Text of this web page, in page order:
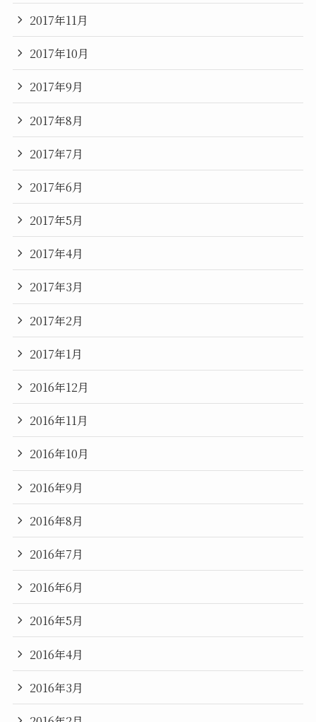
2017年11月
2017年10月
2017年9月
2017年8月
2017年7月
2017年6月
2017年5月
2017年4月
2017年3月
2017年2月
2017年1月
2016年12月
2016年11月
2016年10月
2016年9月
2016年8月
2016年7月
2016年6月
2016年5月
2016年4月
2016年3月